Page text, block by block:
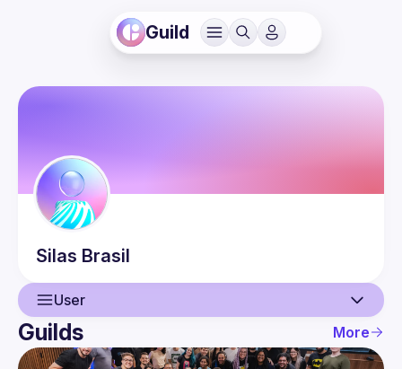
Guild
Silas Brasil
User
User
Guilds More